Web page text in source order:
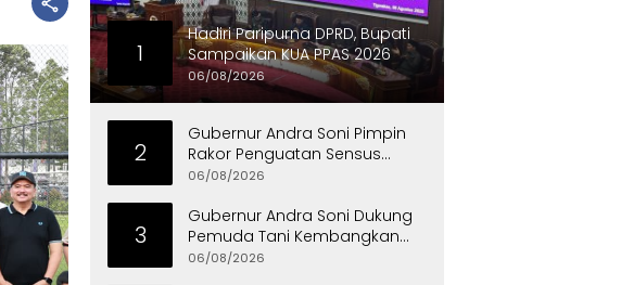
1
Hadiri Paripurna DPRD, Bupati
Sampaikan KUA PPAS 2026
06/08/2026
2
Gubernur Andra Soni Pimpin
Rakor Penguatan Sensus
Ekonomi 2026 Provinsi Banten
06/08/2026
3
Gubernur Andra Soni Dukung
Pemuda Tani Kembangkan
Program Satu Desa Satu
06/08/2026